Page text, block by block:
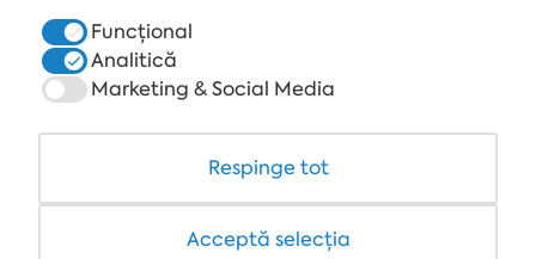
COWORKING
Funcțional
Analitică
Marketing & Social Media
Respinge tot
Acceptă selecția